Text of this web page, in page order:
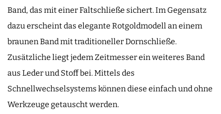
Band, das mit einer Faltschließe sichert. Im Gegensatz
dazu erscheint das elegante Rotgoldmodell an einem
braunen Band mit traditioneller Dornschließe.
Zusätzliche liegt jedem Zeitmesser ein weiteres Band
aus Leder und Stoff bei. Mittels des
Schnellwechselsystems können diese einfach und ohne
Werkzeuge getauscht werden.